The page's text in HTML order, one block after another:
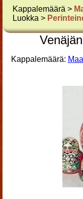
Kappalemäärä >
Luokka >
Kappalemäärä: